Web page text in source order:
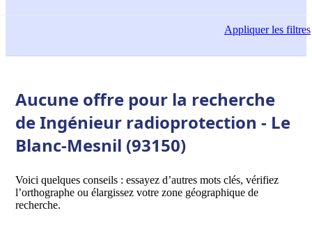
Appliquerles filtres
Aucune offre pour la recherche
de Ingénieur radioprotection - Le
Blanc-Mesnil (93150)
Voici quelques conseils : essayez d’autres mots clés, vérifiez
l’orthographe ou élargissez votre zone géographique de
recherche.